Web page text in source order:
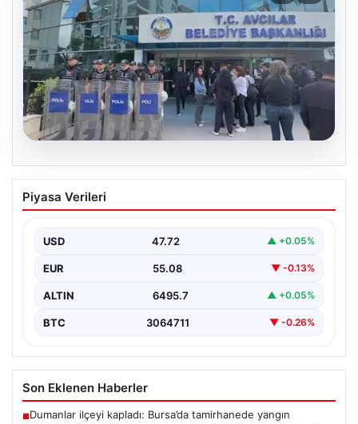
Avcılar Belediyesi’ne operasyon. 12
şüpheli gözaltına alındı
Piyasa Verileri
USD 47.72 ▲ +0.05%
EUR 55.08 ▼ -0.13%
ALTIN 6495.7 ▲ +0.05%
BTC 3064711 ▼ -0.26%
Son Eklenen Haberler
■Dumanlar ilçeyi kapladı: Bursa’da tamirhanede yangın